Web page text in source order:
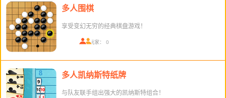
多人围棋
享受变幻无穷的经典棋盘游戏！
在线玩家： 0
多人凯纳斯特纸牌
与队友联手组出强大的凯纳斯特组合！